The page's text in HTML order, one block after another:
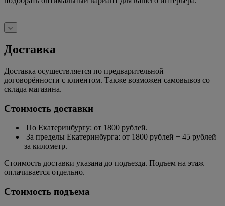
Доставка
Доставка осуществляется по предварительной
договорённости с клиентом. Также возможен самовывоз со
склада магазина.
Стоимость доставки
По Екатеринбургу: от 1800 рублей.
За пределы Екатеринбурга: от 1800 рублей + 45 рублей
за километр.
Стоимость доставки указана до подъезда. Подъем на этаж
оплачивается отдельно.
Стоимость подъема